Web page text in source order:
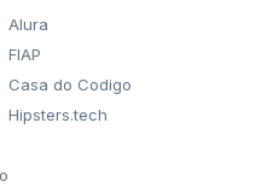
Alura
FIAP
Casa do Codigo
Hipsters.tech